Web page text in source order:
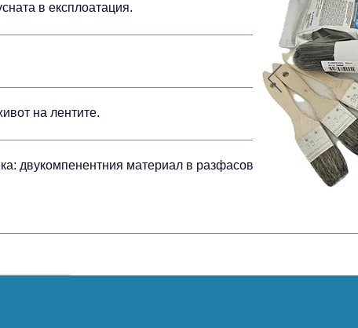
в експлоатация.
на лентите.
двукомпенентния материал в разфасовки от